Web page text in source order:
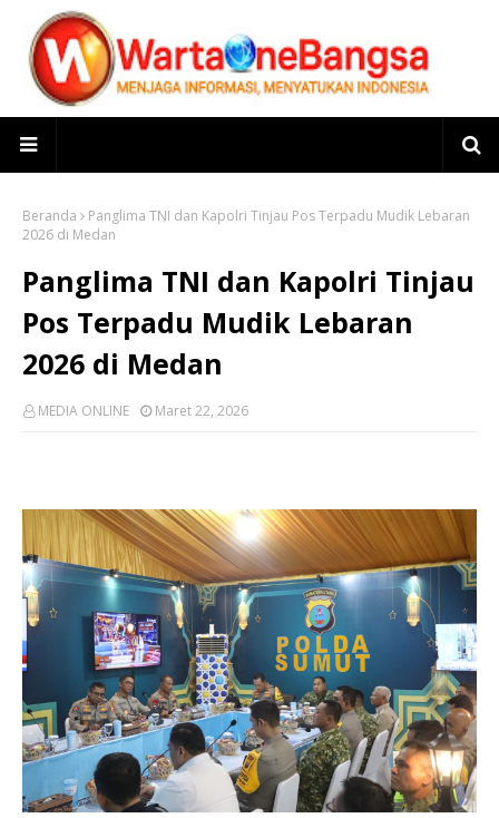
Beranda
Panglima TNI dan Kapolri Tinjau Pos Terpadu Mudik Lebaran
2026 di Medan
Panglima TNI dan Kapolri Tinjau
Pos Terpadu Mudik Lebaran
2026 di Medan
MEDIA ONLINE Maret 22, 2026